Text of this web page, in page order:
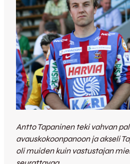
Antto Tapaninen teki vahvan
avauskokoonpanoon ja akseli
oli muiden kuin vastustajan